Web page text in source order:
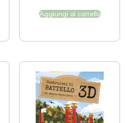
Aggiungi al carrello